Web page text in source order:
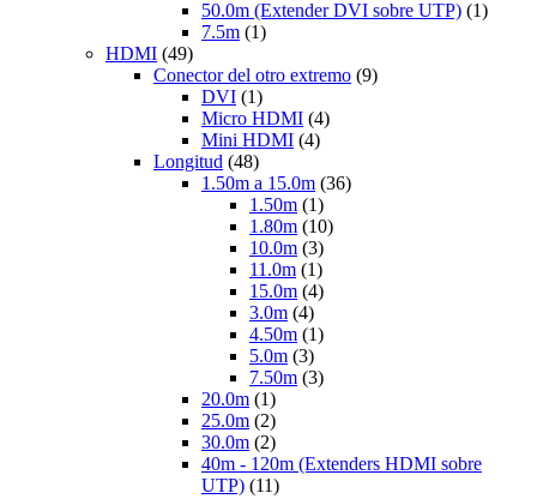
50.0m (Extender DVI sobre UTP) (1)
7.5m (1)
HDMI (49)
Conector del otro extremo (9)
DVI (1)
Micro HDMI (4)
Mini HDMI (4)
Longitud (48)
1.50m a 15.0m (36)
1.50m (1)
1.80m (10)
10.0m (3)
11.0m (1)
15.0m (4)
3.0m (4)
4.50m (1)
5.0m (3)
7.50m (3)
20.0m (1)
25.0m (2)
30.0m (2)
40m - 120m (Extenders HDMI sobre
UTP) (11)